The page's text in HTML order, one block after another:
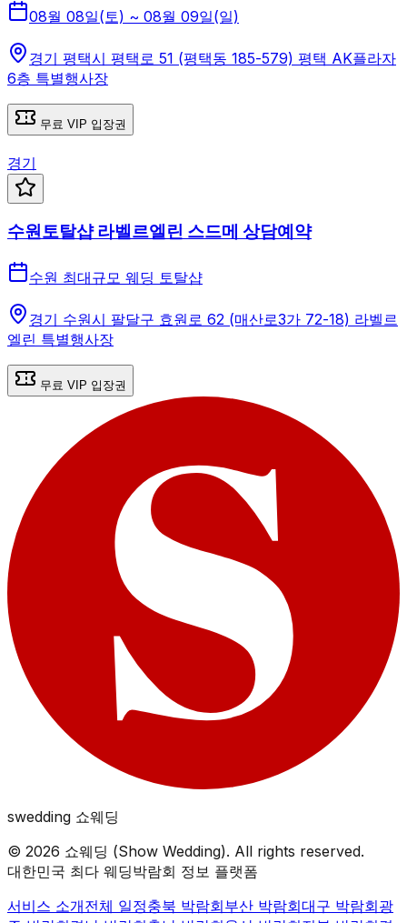
08월 08일(토) ~ 08월 09일(일)
경기 평택시 평택로 51 (평택동 185-579) 평택 AK플라자
6층 특별행사장
무료 VIP 입장권
경기
수원토탈샵 라벨르엘린 스드메 상담예약
수원 최대규모 웨딩 토탈샵
경기 수원시 팔달구 효원로 62 (매산로3가 72-18) 라벨르
엘린 특별행사장
무료 VIP 입장권
swedding 쇼웨딩
© 2026 쇼웨딩 (Show Wedding). All rights reserved.
대한민국 최다 웨딩박람회 정보 플랫폼
서비스 소개전체 일정충북 박람회부산 박람회대구 박람회광